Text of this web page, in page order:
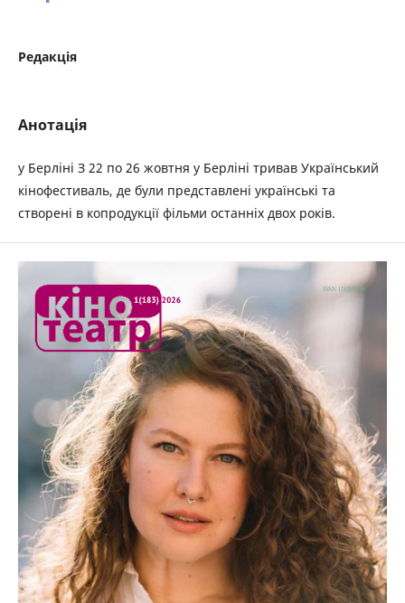
Редакція
Анотація
у Берліні З 22 по 26 жовтня у Берліні тривав Український
кінофестиваль, де були представлені українські та
створені в копродукції фільми останніх двох років.